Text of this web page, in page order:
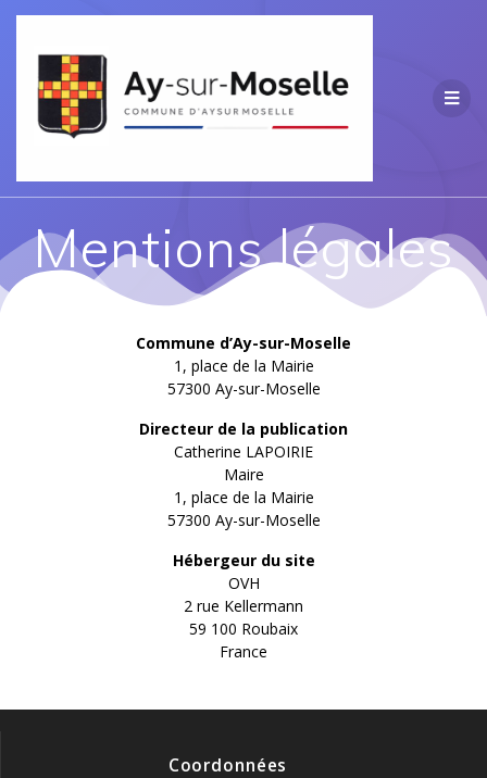
Passer
Mentions légales
Commune d’Ay-sur-Moselle
1, place de la Mairie
57300 Ay-sur-Moselle
Directeur de la publication
Catherine LAPOIRIE
Maire
1, place de la Mairie
57300 Ay-sur-Moselle
Hébergeur du site
OVH
2 rue Kellermann
59 100 Roubaix
France
Coordonnées